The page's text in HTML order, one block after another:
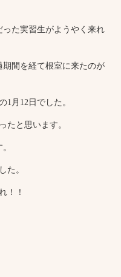
た実習生がようやく来れ
期間を経て根室に来たのが
1月12日でした。
たと思います。
た。
！！